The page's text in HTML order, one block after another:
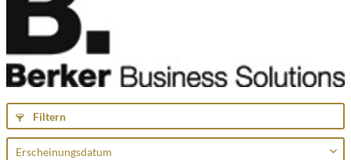
Filtern